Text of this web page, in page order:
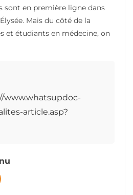
sont en première ligne dans
Mais du côté de la
et étudiants en médecine, on
www.whatsupdoc-
article.asp?